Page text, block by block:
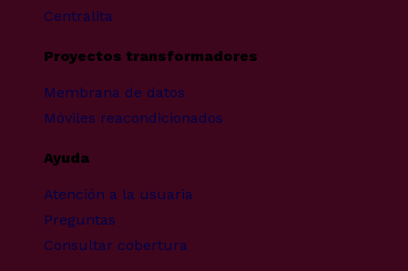
Centralita
Proyectos transformadores
Membrana de datos
Móviles reacondicionados
Ayuda
Atención a la usuaria
Preguntas
Consultar cobertura